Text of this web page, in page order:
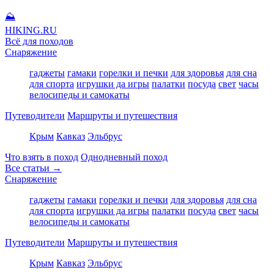
⛰
HIKING.RU
Всё для походов
Снаряжение
гаджеты гамаки горелки и печки для здоровья для сна
для спорта игрушки да игры палатки посуда свет часы
велосипеды и самокаты
Путеводители Маршруты и путешествия
Крым Кавказ Эльбрус
Что взять в поход Однодневный поход
Все статьи →
Снаряжение
гаджеты гамаки горелки и печки для здоровья для сна
для спорта игрушки да игры палатки посуда свет часы
велосипеды и самокаты
Путеводители Маршруты и путешествия
Крым Кавказ Эльбрус